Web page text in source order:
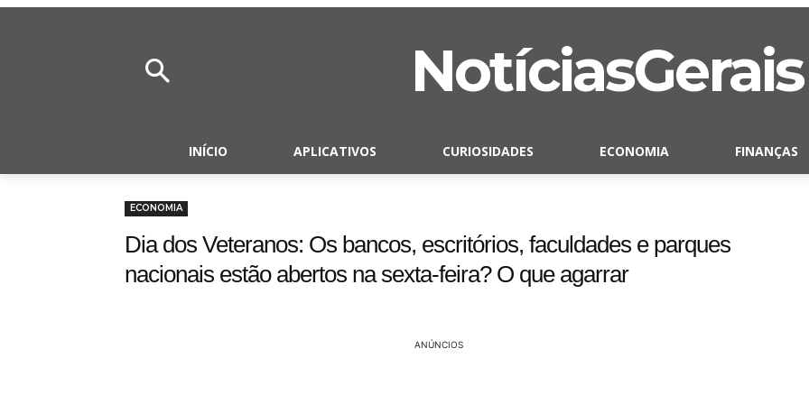
NotíciasGerais
INÍCIO APLICATIVOS CURIOSIDADES ECONOMIA FINANÇAS
ECONOMIA
Dia dos Veteranos: Os bancos, escritórios, faculdades e parques
nacionais estão abertos na sexta-feira? O que agarrar
ANÚNCIOS